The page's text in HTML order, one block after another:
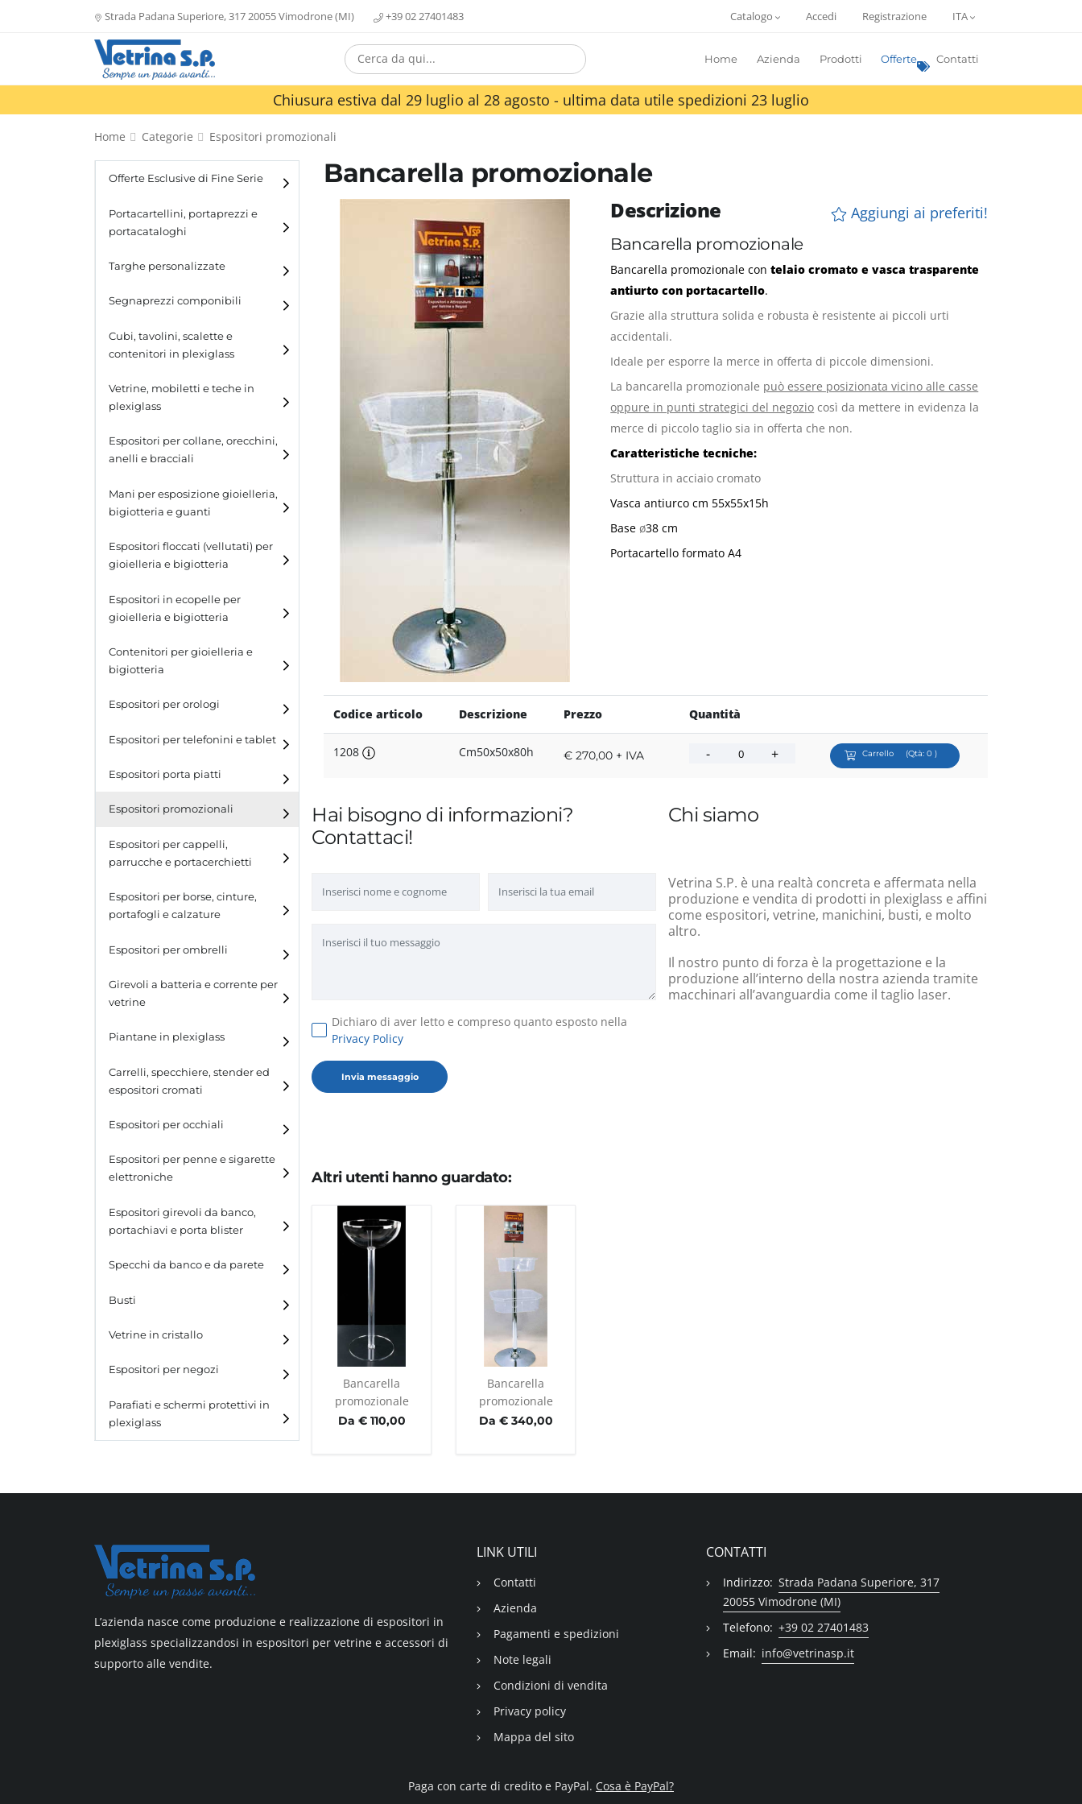
Strada Padana Superiore, 317 20055 Vimodrone (MI) +39 02 27401483 Catalogo Accedi Registrazione ITA
Home Azienda Prodotti Offerte Contatti
Chiusura estiva dal 29 luglio al 28 agosto - ultima data utile spedizioni 23 luglio
Home Categorie Espositori promozionali
Offerte Esclusive di Fine Serie
Portacartellini, portaprezzi e
portacataloghi
Portacartellini
Portacataloghi
Targhe personalizzate
Segnaprezzi componibili
Cubi, tavolini, scalette e
contenitori in plexiglass
Cubi
Scalette
Vetrine, mobiletti e teche in
plexiglass
Espositori per collane, orecchini,
anelli e bracciali
Espositori per collane
Espositori per anelli
Mani per esposizione gioielleria,
bigiotteria e guanti
Espositori floccati (vellutati) per
gioielleria e bigiotteria
Espositori in ecopelle per
gioielleria e bigiotteria
Contenitori per gioielleria e
bigiotteria
Espositori per orologi
Espositori per telefonini e tablet
Espositori porta piatti
Espositori promozionali
Espositori per cappelli,
parrucche e portacerchietti
Espositori per cappelli e
parrucche
Espositori per borse, cinture,
portafogli e calzature
Espositori per borse
Espositori per cinture
Espositori per portafogli
Espositori per calzature
Espositori per ombrelli
Girevoli a batteria e corrente per
vetrine
Piantane in plexiglass
Carrelli, specchiere, stender ed
espositori cromati
Espositori per occhiali
Espositori per penne e sigarette
elettroniche
Espositori girevoli da banco,
portachiavi e porta blister
Espositori girevoli da
ganci
Specchi da banco e da parete
Busti
Vetrine in cristallo
Laminato
Laminato light
All design
Top line 3
Espositori per negozi
Parafiati e schermi protettivi in
plexiglass
Bancarella promozionale
Descrizione
Aggiungi ai preferiti!
Bancarella promozionale
Bancarella promozionale contelaio cromato e vasca trasparente
antiurto con portacartello.
Grazie alla struttura solida e robusta è resistente ai piccoli urti
accidentali.
Ideale per esporre la merce in offerta di piccole dimensioni.
La bancarella promozionale può essere posizionata vicino alle casse
oppure in punti strategici del negozio così da mettere in evidenza la
merce di piccolo taglio sia in offerta che non.
Caratteristiche tecniche:
Struttura in acciaio cromato
Vasca antiurco cm 55x55x15h
Base ø38 cm
Portacartello formato A4
Codice articolo Descrizione Prezzo Quantità
1208 Cm50x50x80h € 270,00 + IVA Carrello (Qtà: 0 )
Hai bisogno di informazioni?
Contattaci!
Dichiaro di aver letto e compreso quanto esposto nella
Privacy Policy
Chi siamo
Vetrina S.P. è una realtà concreta e affermata nella
produzione e vendita di prodotti in plexiglass e affini
come espositori, vetrine, manichini, busti, e molto
altro.
Il nostro punto di forza è la progettazione e la
produzione all’interno della nostra azienda tramite
macchinari all’avanguardia come il taglio laser.
Altri utenti hanno guardato:
Bancarella
promozionale
Da € 110,00
Bancarella
promozionale
Da € 340,00
L’azienda nasce come produzione e realizzazione di espositori in
plexiglass specializzandosi in espositori per vetrine e accessori di
supporto alle vendite.
LINK UTILI
Contatti
Azienda
Pagamenti e spedizioni
Note legali
Condizioni di vendita
Privacy policy
Mappa del sito
CONTATTI
Indirizzo: Strada Padana Superiore, 317
20055 Vimodrone (MI)
Telefono: +39 02 27401483
Email: info@vetrinasp.it
Paga con carte di credito e PayPal. Cosa è PayPal?